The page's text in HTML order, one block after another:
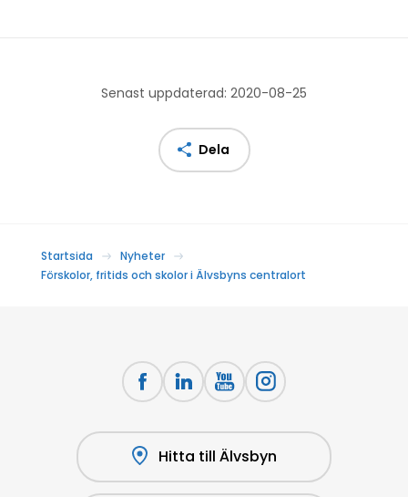
Senast uppdaterad: 2020-08-25
Dela
Startsida
Nyheter
Förskolor, fritids och skolor i Älvsbyns centralort
Hitta till Älvsbyn